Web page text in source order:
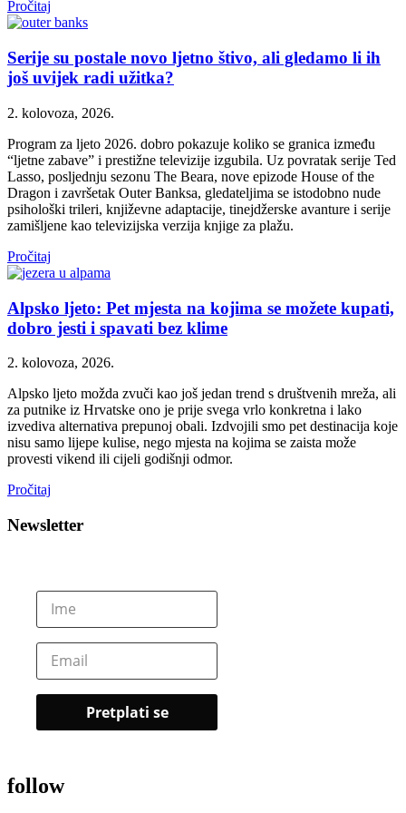
Pročitaj
Serije su postale novo ljetno štivo, ali gledamo li ih
još uvijek radi užitka?
2. kolovoza, 2026.
Program za ljeto 2026. dobro pokazuje koliko se granica između
“ljetne zabave” i prestižne televizije izgubila. Uz povratak serije Ted
Lasso, posljednju sezonu The Beara, nove epizode House of the
Dragon i završetak Outer Banksa, gledateljima se istodobno nude
psihološki trileri, književne adaptacije, tinejdžerske avanture i serije
zamišljene kao televizijska verzija knjige za plažu.
Pročitaj
Alpsko ljeto: Pet mjesta na kojima se možete kupati,
dobro jesti i spavati bez klime
2. kolovoza, 2026.
Alpsko ljeto možda zvuči kao još jedan trend s društvenih mreža, ali
za putnike iz Hrvatske ono je prije svega vrlo konkretna i lako
izvediva alternativa prepunoj obali. Izdvojili smo pet destinacija koje
nisu samo lijepe kulise, nego mjesta na kojima se zaista može
provesti vikend ili cijeli godišnji odmor.
Pročitaj
Newsletter
follow